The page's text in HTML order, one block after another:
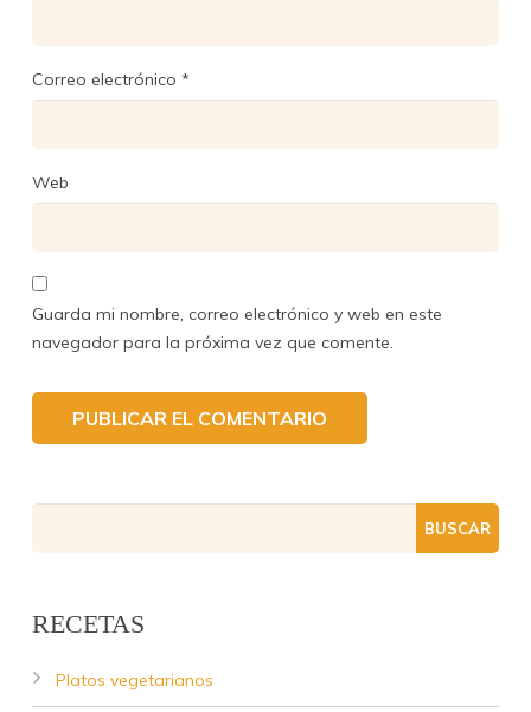
Correo electrónico *
Web
Guarda mi nombre, correo electrónico y web en este
navegador para la próxima vez que comente.
RECETAS
Platos vegetarianos